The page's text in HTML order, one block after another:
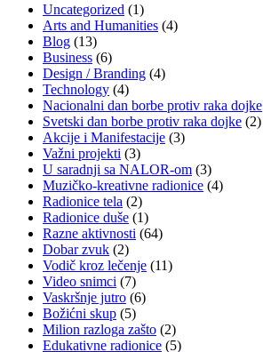
Uncategorized (1)
Arts and Humanities (4)
Blog (13)
Business (6)
Design / Branding (4)
Technology (4)
Nacionalni dan borbe protiv raka dojke
Svetski dan borbe protiv raka dojke (2)
Akcije i Manifestacije (3)
Važni projekti (3)
U saradnji sa NALOR-om (3)
Muzičko-kreativne radionice (4)
Radionice tela (2)
Radionice duše (1)
Razne aktivnosti (64)
Dobar zvuk (2)
Vodič kroz lečenje (11)
Video snimci (7)
Vaskršnje jutro (6)
Božićni skup (5)
Milion razloga zašto (2)
Edukativne radionice (5)